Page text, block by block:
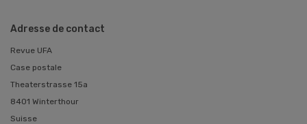
Adresse de contact
Revue UFA
Case postale
Theaterstrasse 15a
8401 Winterthour
Suisse